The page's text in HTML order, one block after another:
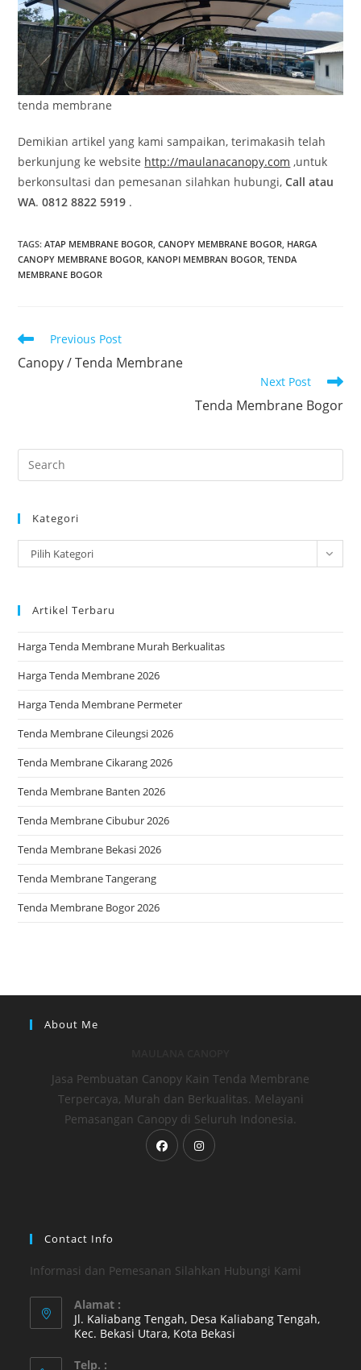
tenda membrane
Demikian artikel yang kami sampaikan, terimakasih telah
berkunjung ke website http://maulanacanopy.com ,untuk
berkonsultasi dan pemesanan silahkan hubungi,Call atau
WA.0812 8822 5919 .
TAGS:ATAP MEMBRANE BOGOR CANOPY MEMBRANE BOGOR HARGA
CANOPY MEMBRANE BOGOR KANOPI MEMBRAN BOGOR TENDA
MEMBRANE BOGOR
Read
articles
Previous Post
Canopy / Tenda Membrane
Next Post
Tenda Membrane Bogor
the
Kategori
Kategori
Pilih Kategori
Artikel Terbaru
Harga Tenda Membrane Murah Berkualitas
Harga Tenda Membrane 2026
Harga Tenda Membrane Permeter
Tenda Membrane Cileungsi 2026
Tenda Membrane Cikarang 2026
Tenda Membrane Banten 2026
Tenda Membrane Cibubur 2026
Tenda Membrane Bekasi 2026
Tenda Membrane Tangerang
Tenda Membrane Bogor 2026
About Me
Jasa Pembuatan Canopy Kain Tenda Membrane
Terpercaya, Murah dan Berkualitas. Melayani
Pemasangan Canopy di Seluruh Indonesia.
Opens
in
Opens
Contact Info
Informasi dan Pemesanan Silahkan Hubungi Kami
Alamat :
Jl. Kaliabang Tengah, Desa Kaliabang Tengah,
Kec. Bekasi Utara, Kota Bekasi
Telp. :